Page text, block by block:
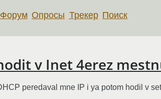
Форум Опросы Трекер Поиск
v Inet 4erez
peredaval mne IP i ya potom hodil v